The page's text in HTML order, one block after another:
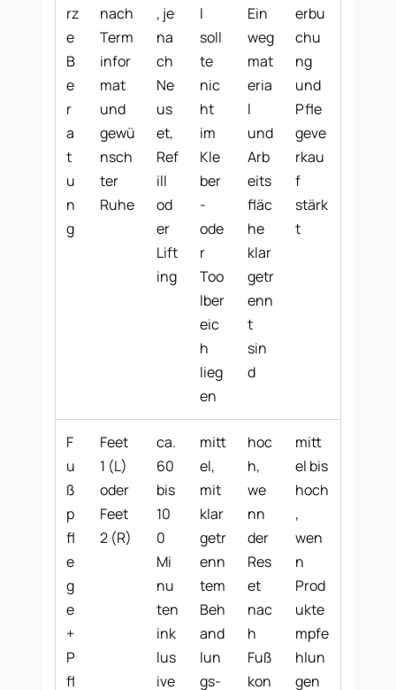
rz
e
B
e
r
a
t
u
n
g
nach
Term
infor
mat
und
gewü
nsch
ter
Ruhe
, je
na
ch
Ne
us
et,
Ref
ill
od
er
Lift
ing
l
soll
te
nic
ht
im
Kle
ber
-
ode
r
Too
lber
eic
h
lieg
en
Ein
weg
mat
eria
l
und
Arb
eits
fläc
he
klar
getr
enn
t
sin
d
erbu
chu
ng
und
Pfle
geve
rkau
f
stärk
t
F
u
ß
p
fl
e
g
e
+
P
fl
Feet
1 (L)
oder
Feet
2 (R)
ca.
60
bis
10
0
Mi
nu
ten
ink
lus
ive
mitt
el,
mit
klar
getr
enn
tem
Beh
and
lun
gs-
hoc
h,
we
nn
der
Res
et
nac
h
Fuß
kon
mitt
el bis
hoch
,
wen
n
Prod
ukte
mpfe
hlun
gen